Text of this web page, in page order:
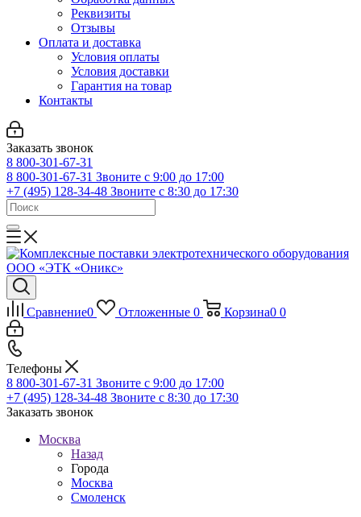
Реквизиты
Отзывы
Оплата и доставка
Условия оплаты
Условия доставки
Гарантия на товар
Контакты
Заказать звонок
8 800-301-67-31
8 800-301-67-31 Звоните с 9:00 до 17:00
+7 (495) 128-34-48 Звоните с 8:30 до 17:30
Сравнение0 Отложенные 0 Корзина0 0
Телефоны
8 800-301-67-31 Звоните с 9:00 до 17:00
+7 (495) 128-34-48 Звоните с 8:30 до 17:30
Заказать звонок
Москва
Назад
Города
Москва
Смоленск